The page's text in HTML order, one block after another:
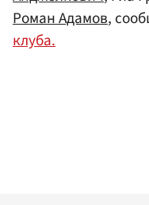
Роман Адамов,
клуба.